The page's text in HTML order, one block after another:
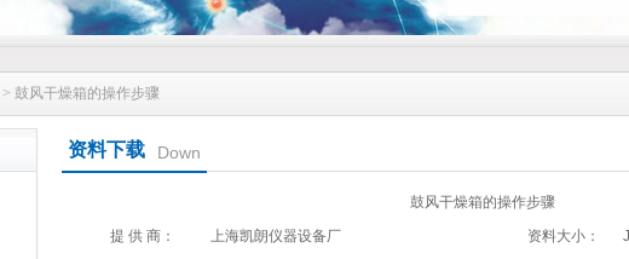
> 鼓风干燥箱的操作步骤
资料下载 Down
鼓风干燥箱的操作步骤
提 供 商：
上海凯朗仪器设备厂 资料大小：